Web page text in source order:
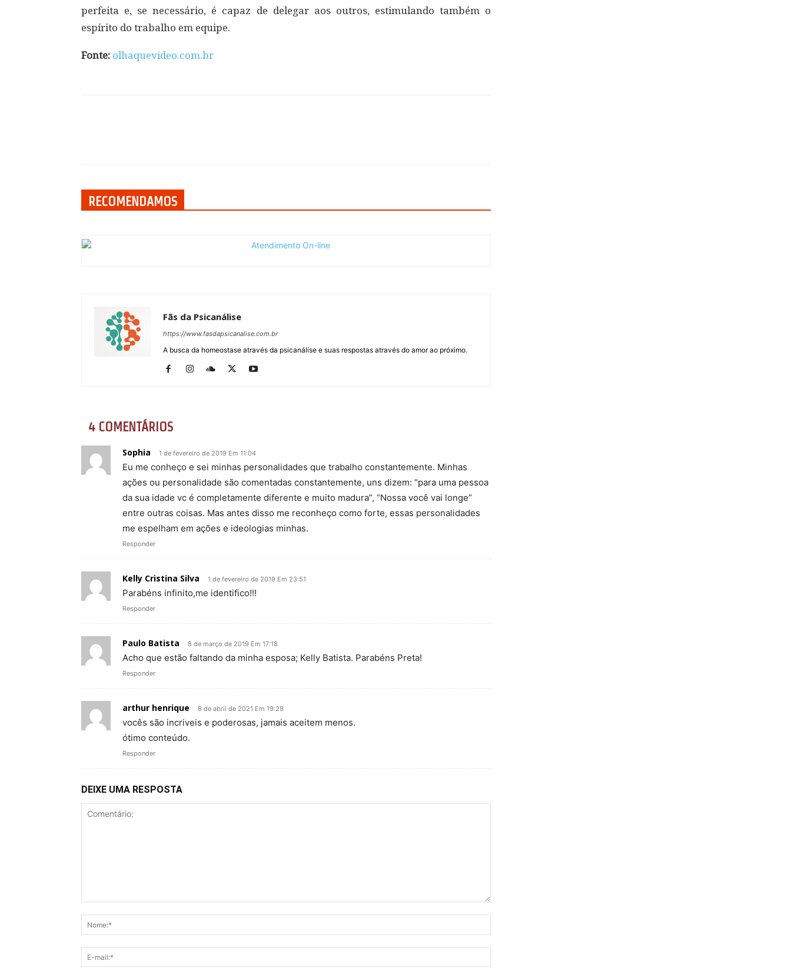
perfeita e, se necessário, é capaz de delegar aos outros, estimulando também o
espírito do trabalho em equipe.
Fonte: olhaquevideo.com.br
RECOMENDAMOS
Fãs da Psicanálise
https://www.fasdapsicanalise.com.br
A busca da homeostase através da psicanálise e suas respostas através do amor ao próximo.
4 COMENTÁRIOS
Sophia 1 de fevereiro de 2019 Em 11:04
Eu me conheço e sei minhas personalidades que trabalho constantemente. Minhas
ações ou personalidade são comentadas constantemente, uns dizem: “para uma pessoa
da sua idade vc é completamente diferente e muito madura”, “Nossa você vai longe”
entre outras coisas. Mas antes disso me reconheço como forte, essas personalidades
me espelham em ações e ideologias minhas.
Responder
Kelly Cristina Silva 1 de fevereiro de 2019 Em 23:51
Parabéns infinito,me identifico!!!
Responder
Paulo Batista 8 de março de 2019 Em 17:18
Acho que estão faltando da minha esposa; Kelly Batista. Parabéns Preta!
Responder
arthur henrique 8 de abril de 2021 Em 19:29
vocês são incriveis e poderosas, jamais aceitem menos.
ótimo conteúdo.
Responder
DEIXE UMA RESPOSTA